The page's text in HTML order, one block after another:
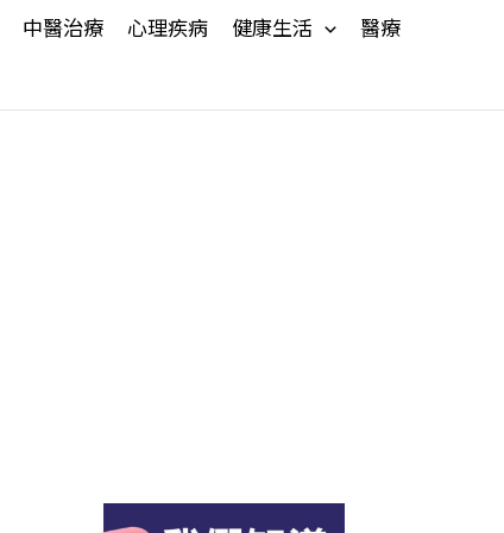
中醫治療 心理疾病 健康生活
醫療